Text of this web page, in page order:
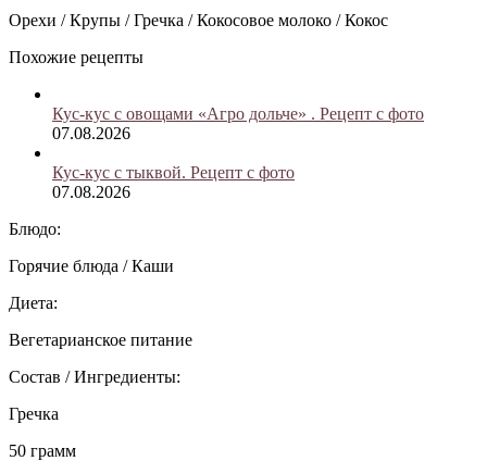
Орехи / Крупы / Гречка / Кокосовое молоко / Кокос
Похожие рецепты
Кус-кус с овощами «Агро дольче» . Рецепт с фото
07.08.2026
Кус-кус с тыквой. Рецепт с фото
07.08.2026
Блюдо:
Горячие блюда / Каши
Диета:
Вегетарианское питание
Состав / Ингредиенты:
Гречка
50 грамм